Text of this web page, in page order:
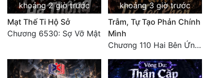
Trinh Thám
Triều Đấu
Trọng Sinh
khoảng 2 giờ trước
Mạt Thế Ti Hộ Sở
Chương 6530: Sợ Vỡ Mật
khoảng 3 giờ trước
Trẫm, Tự Tạo Phản Chính
Mình
Chương 110 Hai Bên Ứng Phó